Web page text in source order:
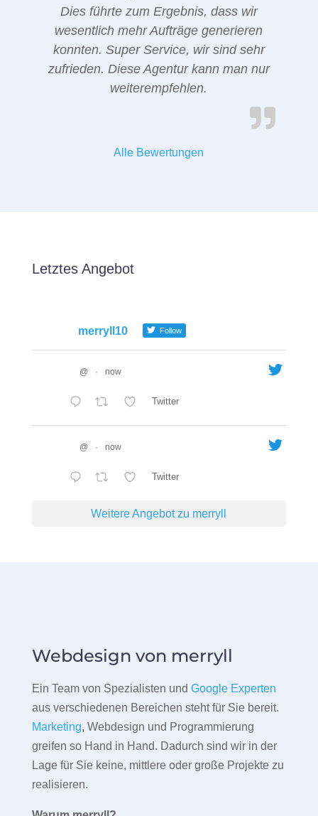
Dies führte zum Ergebnis, dass wir
wesentlich mehr Aufträge generieren
konnten. Super Service, wir sind sehr
zufrieden. Diese Agentur kann man nur
weiterempfehlen.
Alle Bewertungen
Letztes Angebot
merryll10 Follow
@ · now
Twitter
@ · now
Twitter
Weitere Angebot zu merryll
Webdesign von merryll
Ein Team von Spezialisten und Google Experten
aus verschiedenen Bereichen steht für Sie bereit.
Marketing, Webdesign und Programmierung
greifen so Hand in Hand. Dadurch sind wir in der
Lage für Sie keine, mittlere oder große Projekte zu
realisieren.